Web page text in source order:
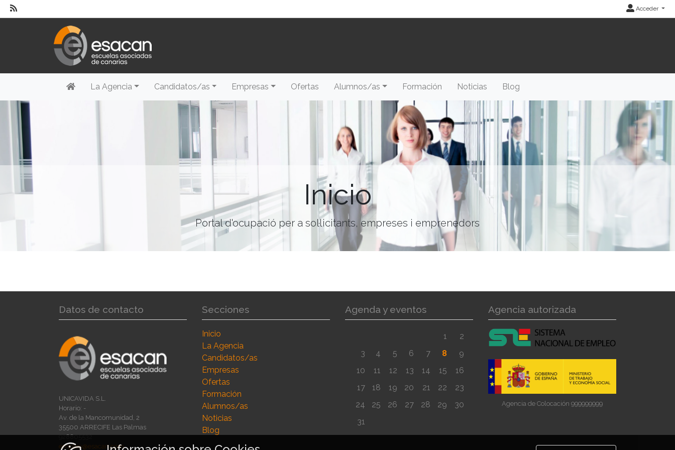
Acceder
La Agencia Candidatos/as Empresas Ofertas Alumnos/as Formación Noticias Blog
Inicio
Portal d'ocupació per a sol·licitants, empreses i emprenedors
Datos de contacto
UNICAVIDA S.L.
Horario: -
Av. de la Mancomunidad, 2
35500 ARRECIFE Las Palmas
928805532
empleo@esacan.com
Secciones
Inicio
La Agencia
Candidatos/as
Empresas
Ofertas
Formación
Alumnos/as
Noticias
Blog
Agenda y eventos
1
2
3
4 5 6 7 8
9
10
11 12 13 14 15
16
17
18 19 20 21 22
23
24
25 26 27 28 29
30
31
Agencia autorizada
Agencia de Colocación 999999999